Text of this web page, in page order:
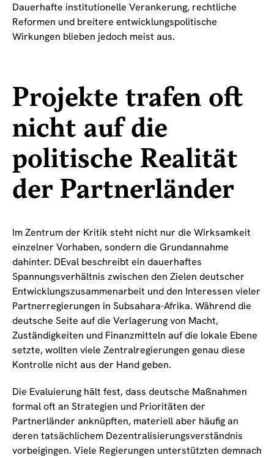
Dauerhafte institutionelle Verankerung, rechtliche
Reformen und breitere entwicklungspolitische
Wirkungen blieben jedoch meist aus.
Projekte trafen oft
nicht auf die
politische Realität
der Partnerländer
Im Zentrum der Kritik steht nicht nur die Wirksamkeit
einzelner Vorhaben, sondern die Grundannahme
dahinter. DEval beschreibt ein dauerhaftes
Spannungsverhältnis zwischen den Zielen deutscher
Entwicklungszusammenarbeit und den Interessen vieler
Partnerregierungen in Subsahara-Afrika. Während die
deutsche Seite auf die Verlagerung von Macht,
Zuständigkeiten und Finanzmitteln auf die lokale Ebene
setzte, wollten viele Zentralregierungen genau diese
Kontrolle nicht aus der Hand geben.
Die Evaluierung hält fest, dass deutsche Maßnahmen
formal oft an Strategien und Prioritäten der
Partnerländer anknüpften, materiell aber häufig an
deren tatsächlichem Dezentralisierungsverständnis
vorbeigingen. Viele Regierungen unterstützten demnach